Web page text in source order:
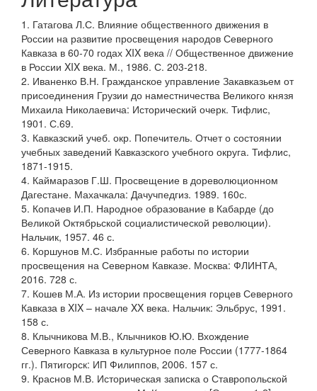
1. Гатагова Л.С. Влияние общественного движения в
России на развитие просвещения народов Северного
Кавказа в 60-70 годах XIX века // Общественное движение
в России XIX века. М., 1986. С. 203-218.
2. Иваненко В.Н. Гражданское управление Закавказьем от
присоединения Грузии до наместничества Великого князя
Михаила Николаевича: Исторический очерк. Тифлис,
1901. С.69.
3. Кавказский учеб. окр. Попечитель. Отчет о состоянии
учебных заведений Кавказского учебного округа. Тифлис,
1871-1915.
4. Каймаразов Г.Ш. Просвещение в дореволюционном
Дагестане. Махачкала: Дачучпедгиз. 1989. 160с.
5. Копачев И.П. Народное образование в Кабарде (до
Великой Октябрьской социалистической революции).
Нальчик, 1957. 46 с.
6. Коршунов М.С. Избранные работы по истории
просвещения на Северном Кавказе. Москва: ФЛИНТА,
2016. 728 с.
7. Кошев М.А. Из истории просвещения горцев Северного
Кавказа в XIX – начале XX века. Нальчик: Эльбрус, 1991.
158 с.
8. Клычникова М.В., Клычников Ю.Ю. Вхождение
Северного Кавказа в культурное поле России (1777-1864
гг.). Пятигорск: ИП Филиппов, 2006. 157 с.
9. Краснов М.В. Историческая записка о Ставропольской